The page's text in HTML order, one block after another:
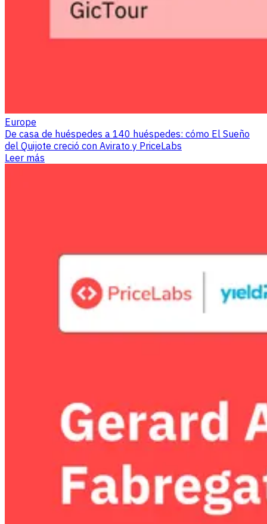
Europe
De casa de huéspedes a 140 huéspedes: cómo El Sueño
del Quijote creció con Avirato y PriceLabs
Leer más